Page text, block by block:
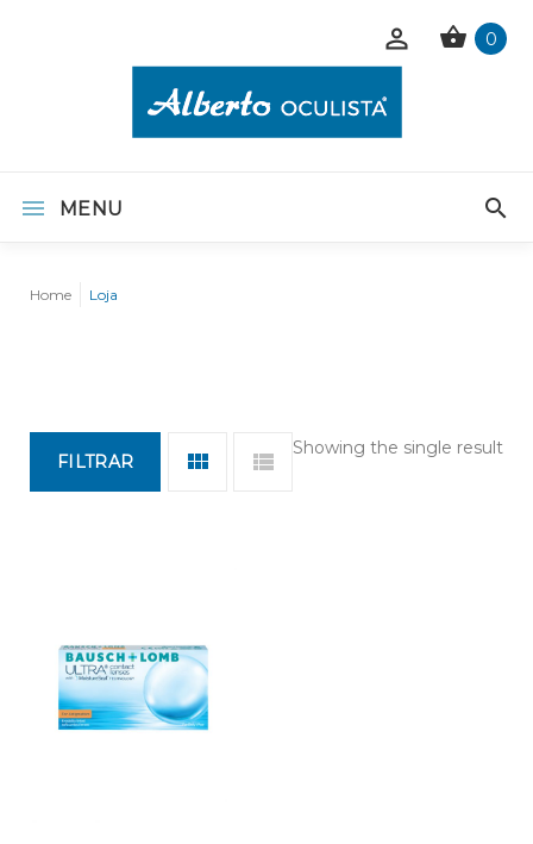
0
MENU
Home Loja
Showing the single result
FILTRAR